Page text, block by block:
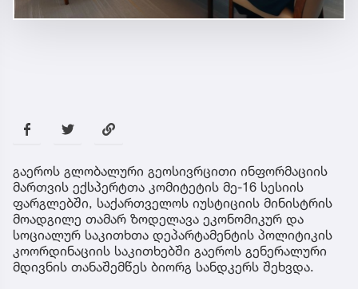
გაეროს გლობალური გეოსივრცითი ინფორმაციის
მართვის ექსპერტთა კომიტეტის მე-16 სესიის
ფარგლებში, საქართველოს იუსტიციის მინისტრის
მოადგილე თამარ ზოდელავა ეკონომიკურ და
სოციალურ საკითხთა დეპარტამენტის პოლიტიკის
კოორდინაციის საკითხებში გაეროს გენერალური
მდივნის თანაშემწეს ბიორგ სანდკერს შეხვდა.